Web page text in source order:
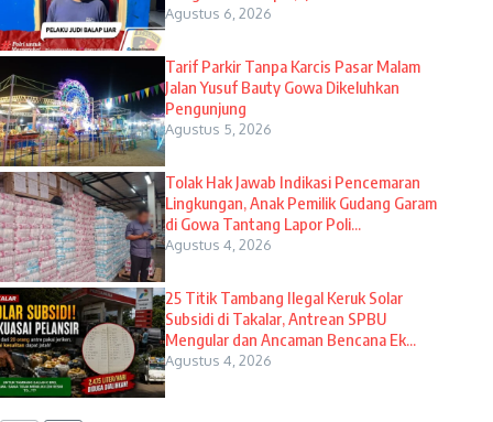
Agustus 6, 2026
Tarif Parkir Tanpa Karcis Pasar Malam
Jalan Yusuf Bauty Gowa Dikeluhkan
Pengunjung
Agustus 5, 2026
Tolak Hak Jawab Indikasi Pencemaran
Lingkungan, Anak Pemilik Gudang Garam
di Gowa Tantang Lapor Poli...
Agustus 4, 2026
25 Titik Tambang Ilegal Keruk Solar
Subsidi di Takalar, Antrean SPBU
Mengular dan Ancaman Bencana Ek...
Agustus 4, 2026